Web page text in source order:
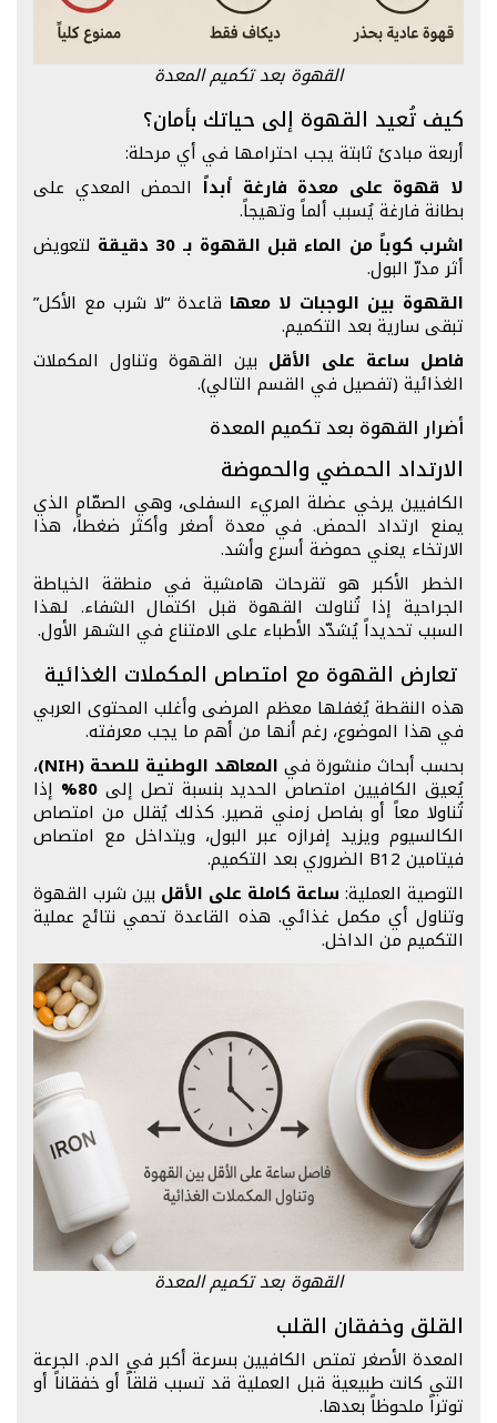
القهوة بعد تكميم المعدة
كيف تُعيد القهوة إلى حياتك بأمان؟
أربعة مبادئ ثابتة يجب احترامها في أي مرحلة:
لا قهوة على معدة فارغة أبداً الحمض المعدي على
بطانة فارغة يُسبب ألماً وتهيجاً.
اشرب كوباً من الماء قبل القهوة بـ 30 دقيقة
لتعويض
أثر مدرّ البول.
القهوة بين الوجبات لا معها قاعدة “لا شرب مع الأكل”
تبقى سارية بعد التكميم.
فاصل ساعة على الأقل بين القهوة وتناول المكملات
الغذائية (تفصيل في القسم التالي).
أضرار القهوة بعد تكميم المعدة
الارتداد الحمضي والحموضة
الكافيين يرخي عضلة المريء السفلى، وهي الصمّام الذي
يمنع ارتداد الحمض. في معدة أصغر وأكثر ضغطاً، هذا
الارتخاء يعني حموضة أسرع وأشد.
الخطر الأكبر هو تقرحات هامشية في منطقة الخياطة
الجراحية إذا تُناولت القهوة قبل اكتمال الشفاء. لهذا
السبب تحديداً يُشدّد الأطباء على الامتناع في الشهر الأول.
تعارض القهوة مع امتصاص المكملات الغذائية
هذه النقطة يُغفلها معظم المرضى وأغلب المحتوى العربي
في هذا الموضوع، رغم أنها من أهم ما يجب معرفته.
بحسب أبحاث منشورة في المعاهد الوطنية للصحة (NIH) ،
يُعيق الكافيين امتصاص الحديد بنسبة تصل إلى80% إذا
تُناولا معاً أو بفاصل زمني قصير. كذلك يُقلل من امتصاص
الكالسيوم ويزيد إفرازه عبر البول، ويتداخل مع امتصاص
فيتامين B12 الضروري بعد التكميم.
التوصية العملية: ساعة كاملة على الأقل بين شرب القهوة
وتناول أي مكمل غذائي. هذه القاعدة تحمي نتائج عملية
التكميم من الداخل.
القهوة بعد تكميم المعدة
القلق وخفقان القلب
المعدة الأصغر تمتص الكافيين بسرعة أكبر في الدم. الجرعة
التي كانت طبيعية قبل العملية قد تسبب قلقاً أو خفقاناً أو
توتراً ملحوظاً بعدها.